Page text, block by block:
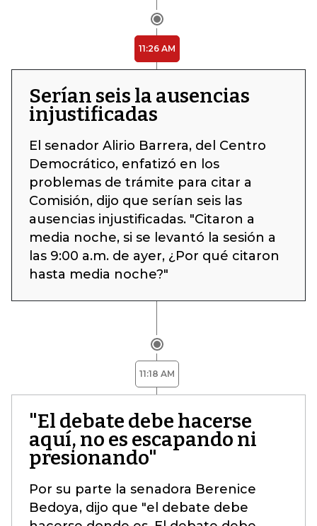
11:26 AM
Serían seis la ausencias
injustificadas
El senador Alirio Barrera, del Centro
Democrático, enfatizó en los
problemas de trámite para citar a
Comisión, dijo que serían seis las
ausencias injustificadas. "Citaron a
media noche, si se levantó la sesión a
las 9:00 a.m. de ayer, ¿Por qué citaron
hasta media noche?"
11:18 AM
"El debate debe hacerse
aquí, no es escapando ni
presionando"
Por su parte la senadora Berenice
Bedoya, dijo que "el debate debe